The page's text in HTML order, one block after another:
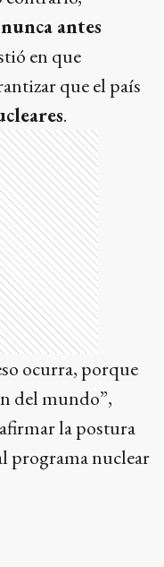
antes
en que
que el país
.
ocurra, porque
del mundo”,
la postura
programa nuclear